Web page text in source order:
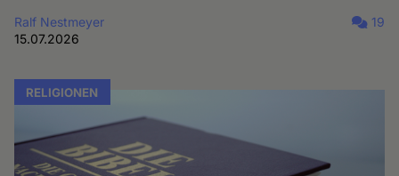
Ralf Nestmeyer
15.07.2026
19
RELIGIONEN